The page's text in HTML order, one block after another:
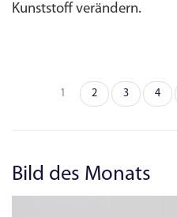
Kunststoff verändern.
Seitennummerierung
Seite
1 Seite
2 Seite
3 Seite
4
Bild des Monats